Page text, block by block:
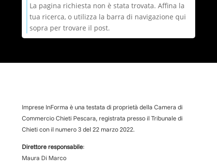
La pagina richiesta non è stata trovata. Affina la
tua ricerca, o utilizza la barra di navigazione qui
sopra per trovare il post.
Imprese InForma è una testata di proprietà della Camera di
Commercio Chieti Pescara, registrata presso il Tribunale di
Chieti con il numero3del 22 marzo 2022.
Direttore responsabile:
Maura Di Marco